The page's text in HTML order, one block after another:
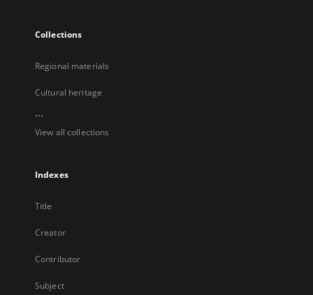
Collections
Regional materials
Cultural heritage
...
View all collections
Indexes
Title
Creator
Contributor
Subject